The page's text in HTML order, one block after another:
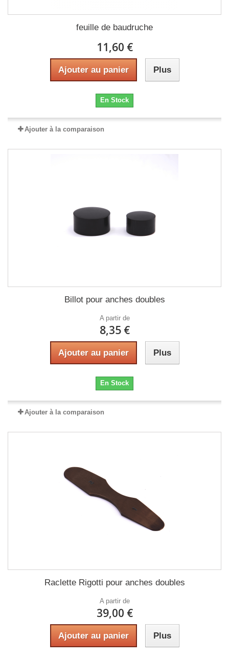
feuille de baudruche
11,60 €
Ajouter au panier Plus
En Stock
Ajouter à la comparaison
Billot pour anches doubles
A partir de
8,35 €
Ajouter au panier Plus
En Stock
Ajouter à la comparaison
Raclette Rigotti pour anches doubles
A partir de
39,00 €
Ajouter au panier Plus